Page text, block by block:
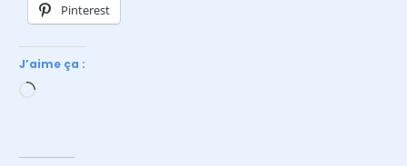
Pinterest
J’aime ça :
Chargement…